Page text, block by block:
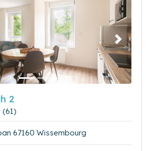
Suivant
2
(61)
67160 Wissembourg